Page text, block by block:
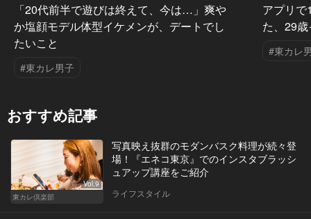
「20代前半で遊びは終えて、今は…」爽や
か塩顔モデル体型イケメンが、デートでし
たいこと
#東カレ男子
アプリ
た、29
#東カレ
おすすめ記事
Vol.9
東カレ倶楽部
写真映え抜群のモダンバスク料理が続々登
場！『エネコ東京』でのインスタブラッシ
ュアップ講座をご紹介
ライフスタイル